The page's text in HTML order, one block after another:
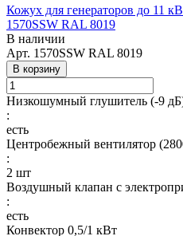
Кожух для генераторов до 11
1570SSW RAL 8019
В наличии
Арт. 1570SSW RAL 8019
В корзину
Низкошумный глушитель (-9
:
есть
Центробежный вентилятор
:
2 шт
Воздушный клапан с
:
есть
Конвектор 0,5/1 кВт